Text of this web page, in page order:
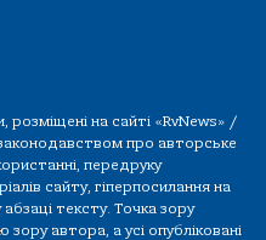
розміщені на сайті «RvNews» /
про авторське
передруку
сайту, гіперпосилання на
тексту. Точка зору
автора, а усі опубліковані